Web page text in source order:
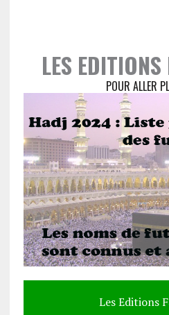
LES
POUR ALLER
Les Editions